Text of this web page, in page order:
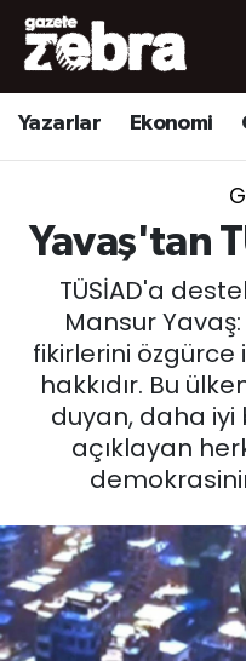
Yazarlar Ekonomi
Yavaş'tan
TÜSİAD'a
Mansur
fikirlerini
hakkıdır. Bu
duyan, daha iyi
açıklayan
Yazarlar
Ekonomi
Yerel
Spor
Nöbetçi
Hava Durumu
Süper Lig Puan
Tüm Manşetler
Son Dakika
Haber Arşivi